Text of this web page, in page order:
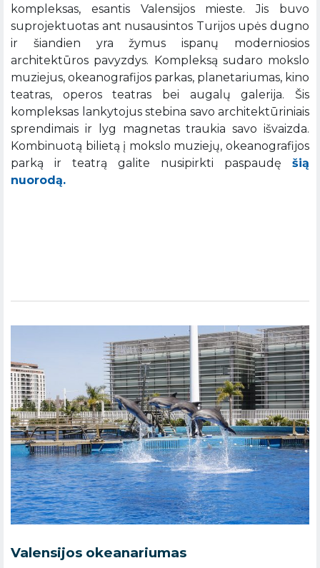
kompleksas, esantis Valensijos mieste. Jis buvo
suprojektuotas ant nusausintos Turijos upės dugno
ir šiandien yra žymus ispanų moderniosios
architektūros pavyzdys. Kompleksą sudaro mokslo
muziejus, okeanografijos parkas, planetariumas, kino
teatras, operos teatras bei augalų galerija. Šis
kompleksas lankytojus stebina savo architektūriniais
sprendimais ir lyg magnetas traukia savo išvaizda.
Kombinuotą bilietą į mokslo muziejų, okeanografijos
parką ir teatrą galite nusipirkti paspaudę šią
nuorodą.
Valensijos okeanariumas